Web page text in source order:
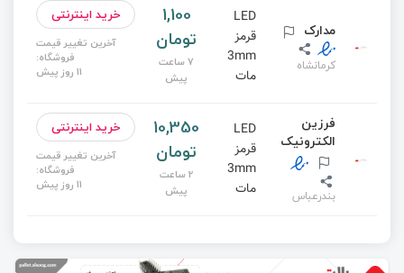
مدارک
کرمانشاه
LED
قرمز
3mm
مات
1,100
تومان
7 ساعت
پیش
خرید اینترنتی
آخرین تغییر قیمت
فروشگاه:
11 روز پیش
فرزین
الکترونیک
بندرعباس
LED
قرمز
3mm
مات
10,350
تومان
2 ساعت
پیش
خرید اینترنتی
آخرین تغییر قیمت
فروشگاه:
11 روز پیش